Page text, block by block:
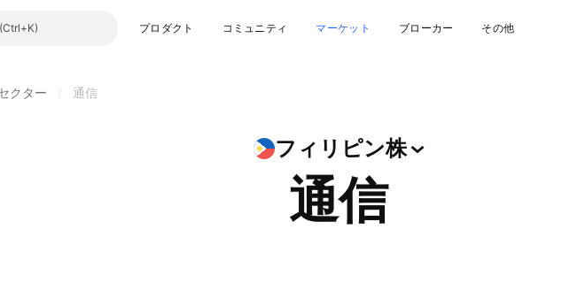
プロダクト コミュニティ マーケット ブローカー その他
クター 通信
フィリピン株
通信